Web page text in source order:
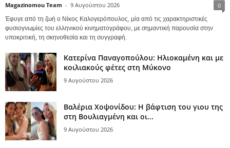
Magazinomou Team - 9 Αυγούστου 2026 0
Έφυγε από τη ζωή ο Νίκος Καλογερόπουλος, μία από τις χαρακτηριστικές
φυσιογνωμίες του ελληνικού κινηματογράφου, με σημαντική παρουσία στην
υποκριτική, τη σκηνοθεσία και τη συγγραφή.
Κατερίνα Παναγοπούλου: Ηλιοκαμένη και με
κοιλιακούς φέτες στη Μύκονο
9 Αυγούστου 2026
Βαλέρια Χοψονίδου: Η βάφτιση του γιου της
στη Βουλιαγμένη και οι...
9 Αυγούστου 2026